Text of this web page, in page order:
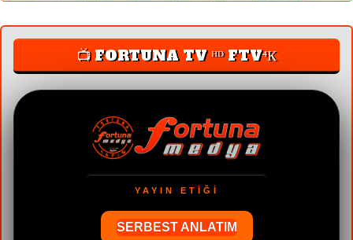
📺 FORTUNA TV ᴴᴰ FTV⁴К
33 YILLIK GÜVEN
Türkiye'nin İlk Dijital TV Kanalı